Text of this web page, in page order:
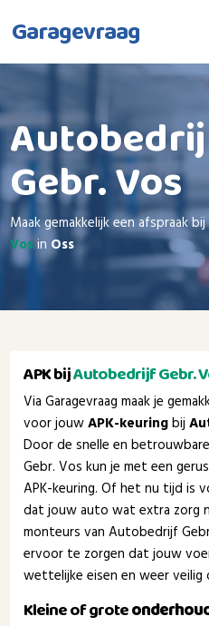
Garagevraag
Gebr. Vos
Maak gemakkelijk een afspraak bij
Vosin Oss
APK bijAutobedrijf Gebr.
Via Garagevraag maak je
voor jouwAPK-keuringbij
Door de snelle en
Gebr. Vos kun je met een
APK-keuring. Of het nu tijd is
dat jouw auto wat extra zorg
monteurs van Autobedrijf
ervoor te zorgen dat jouw
wettelijke eisen en weer veilig
Kleine of grote